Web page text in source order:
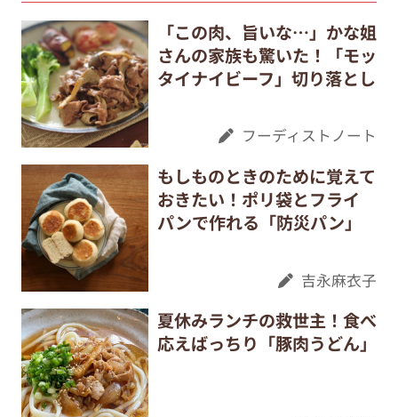
「この肉、旨いな…」かな姐
さんの家族も驚いた！「モッ
タイナイビーフ」切り落とし
フーディストノート
もしものときのために覚えて
おきたい！ポリ袋とフライ
パンで作れる「防災パン」
吉永麻衣子
夏休みランチの救世主！食べ
応えばっちり「豚肉うどん」